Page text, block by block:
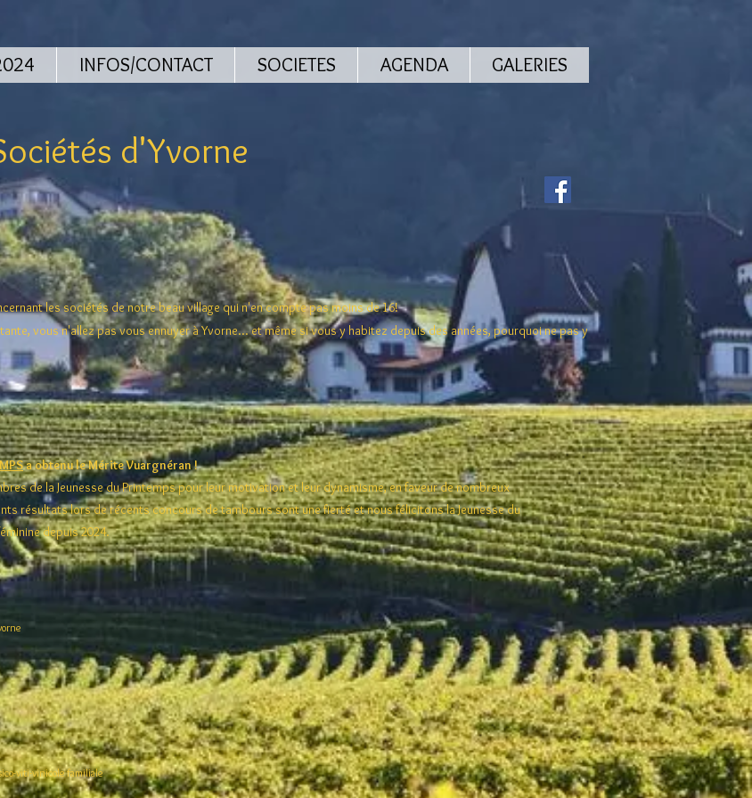
d'Yvorne
les sociétés de notre beau village qui n'en compte pas moins de 16!
vous n'allez pas vous ennuyer à Yvorne... et même si vous y habitez depuis des années, pourquoi ne pas y
a obtenu le Mérite Vuargnéran !
de la Jeunesse du Printemps pour leur motivation et leur dynamisme, en faveur de nombreux
résultats lors de récents concours de tambours sont une fierté et nous félicitons la Jeunesse du
depuis 2024.
viti-vinicole familiale
INFOS/CONTACT SOCIETES AGENDA GALERIES